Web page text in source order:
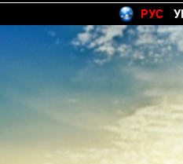
РУС